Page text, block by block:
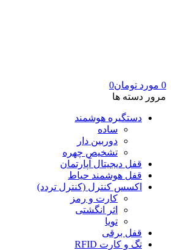
0 مورد تومان0
مرور دسته ها
دستگیره هوشمند
ساده
دوربین دار
تشخیص چهره
قفل دیجیتال آپارتمان
قفل هوشمند حیاط
اکسس کنترل (کنترل تردد)
کارت و رمز
اثر انگشتی
تویا
قفل برقی
تگ و کارت RFID